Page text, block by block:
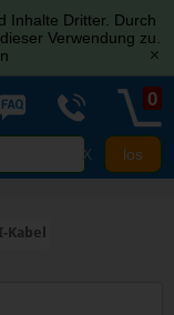
Inhalte Dritter. Durch
Verwendung zu.
[x]
X
0
Kabel